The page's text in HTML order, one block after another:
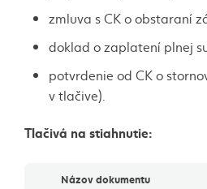
zmluva s CK o obstaraní
doklad o zaplatení plnej
potvrdenie od CK o
v tlačive).
Tlačivá na stiahnutie:
DokumentyNázov dokumentu